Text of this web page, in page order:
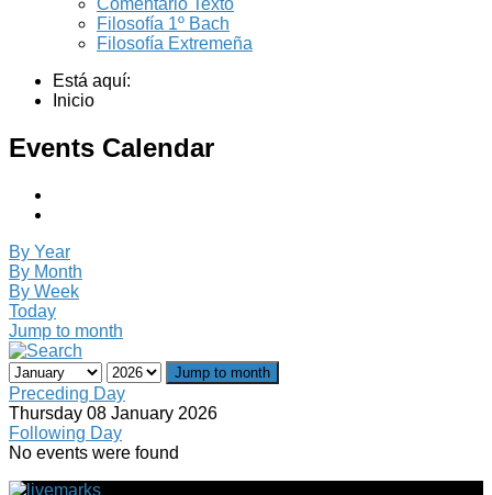
Comentario Texto
Filosofía 1º Bach
Filosofía Extremeña
Está aquí:
Inicio
Events Calendar
By Year
By Month
By Week
Today
Jump to month
Jump to month
Preceding Day
Thursday 08 January 2026
Following Day
No events were found